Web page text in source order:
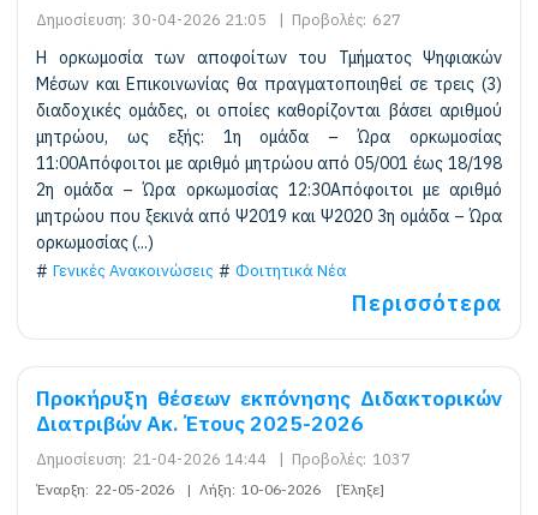
Δημοσίευση: 30-04-2026 21:05 | Προβολές: 627
Η ορκωμοσία των αποφοίτων του Τμήματος Ψηφιακών
Μέσων και Επικοινωνίας θα πραγματοποιηθεί σε τρεις (3)
διαδοχικές ομάδες, οι οποίες καθορίζονται βάσει αριθμού
μητρώου, ως εξής: 1η ομάδα – Ώρα ορκωμοσίας
11:00Απόφοιτοι με αριθμό μητρώου από 05/001 έως 18/198
2η ομάδα – Ώρα ορκωμοσίας 12:30Απόφοιτοι με αριθμό
μητρώου που ξεκινά από Ψ2019 και Ψ2020 3η ομάδα – Ώρα
ορκωμοσίας (...)
Γενικές Ανακοινώσεις
Φοιτητικά Νέα
Περισσότερα
Προκήρυξη θέσεων εκπόνησης Διδακτορικών
Διατριβών Ακ. Έτους 2025-2026
Δημοσίευση: 21-04-2026 14:44 | Προβολές: 1037
Έναρξη: 22-05-2026 | Λήξη: 10-06-2026 [Έληξε]